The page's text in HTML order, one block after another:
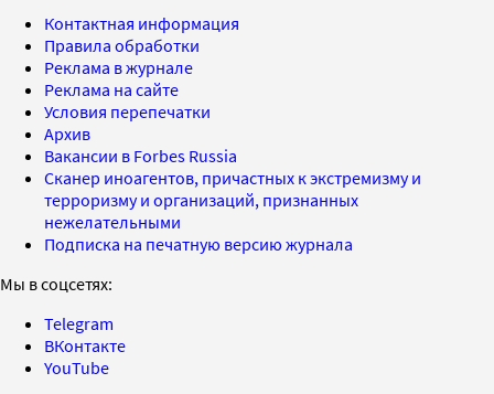
Контактная информация
Правила обработки
Реклама в журнале
Реклама на сайте
Условия перепечатки
Архив
Вакансии в Forbes Russia
Сканер иноагентов, причастных к экстремизму и
терроризму и организаций, признанных
нежелательными
Подписка на печатную версию журнала
Мы в соцсетях:
Telegram
ВКонтакте
YouTube